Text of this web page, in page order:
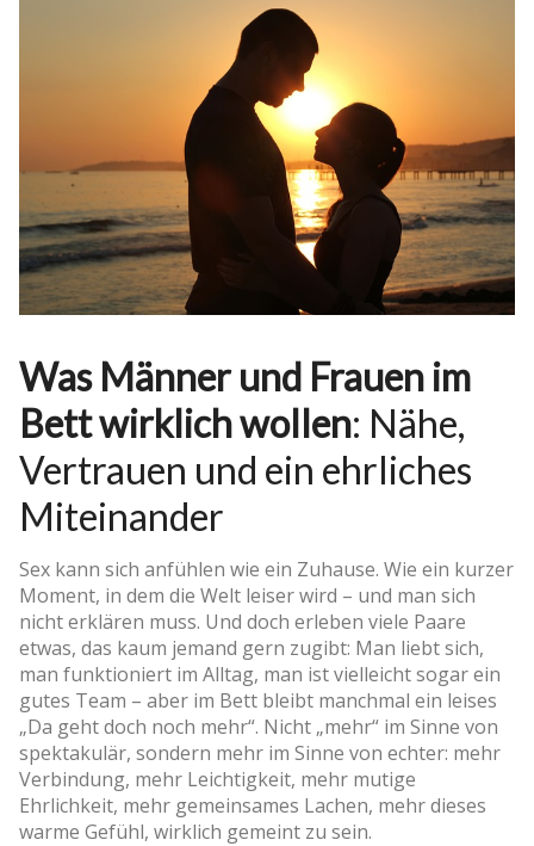
Was Männer und Frauen im
Bett wirklich wollen: Nähe,
Vertrauen und ein ehrliches
Miteinander
Sex kann sich anfühlen wie ein Zuhause. Wie ein kurzer
Moment, in dem die Welt leiser wird – und man sich
nicht erklären muss. Und doch erleben viele Paare
etwas, das kaum jemand gern zugibt: Man liebt sich,
man funktioniert im Alltag, man ist vielleicht sogar ein
gutes Team – aber im Bett bleibt manchmal ein leises
„Da geht doch noch mehr“. Nicht „mehr“ im Sinne von
spektakulär, sondern mehr im Sinne von echter: mehr
Verbindung, mehr Leichtigkeit, mehr mutige
Ehrlichkeit, mehr gemeinsames Lachen, mehr dieses
warme Gefühl, wirklich gemeint zu sein.